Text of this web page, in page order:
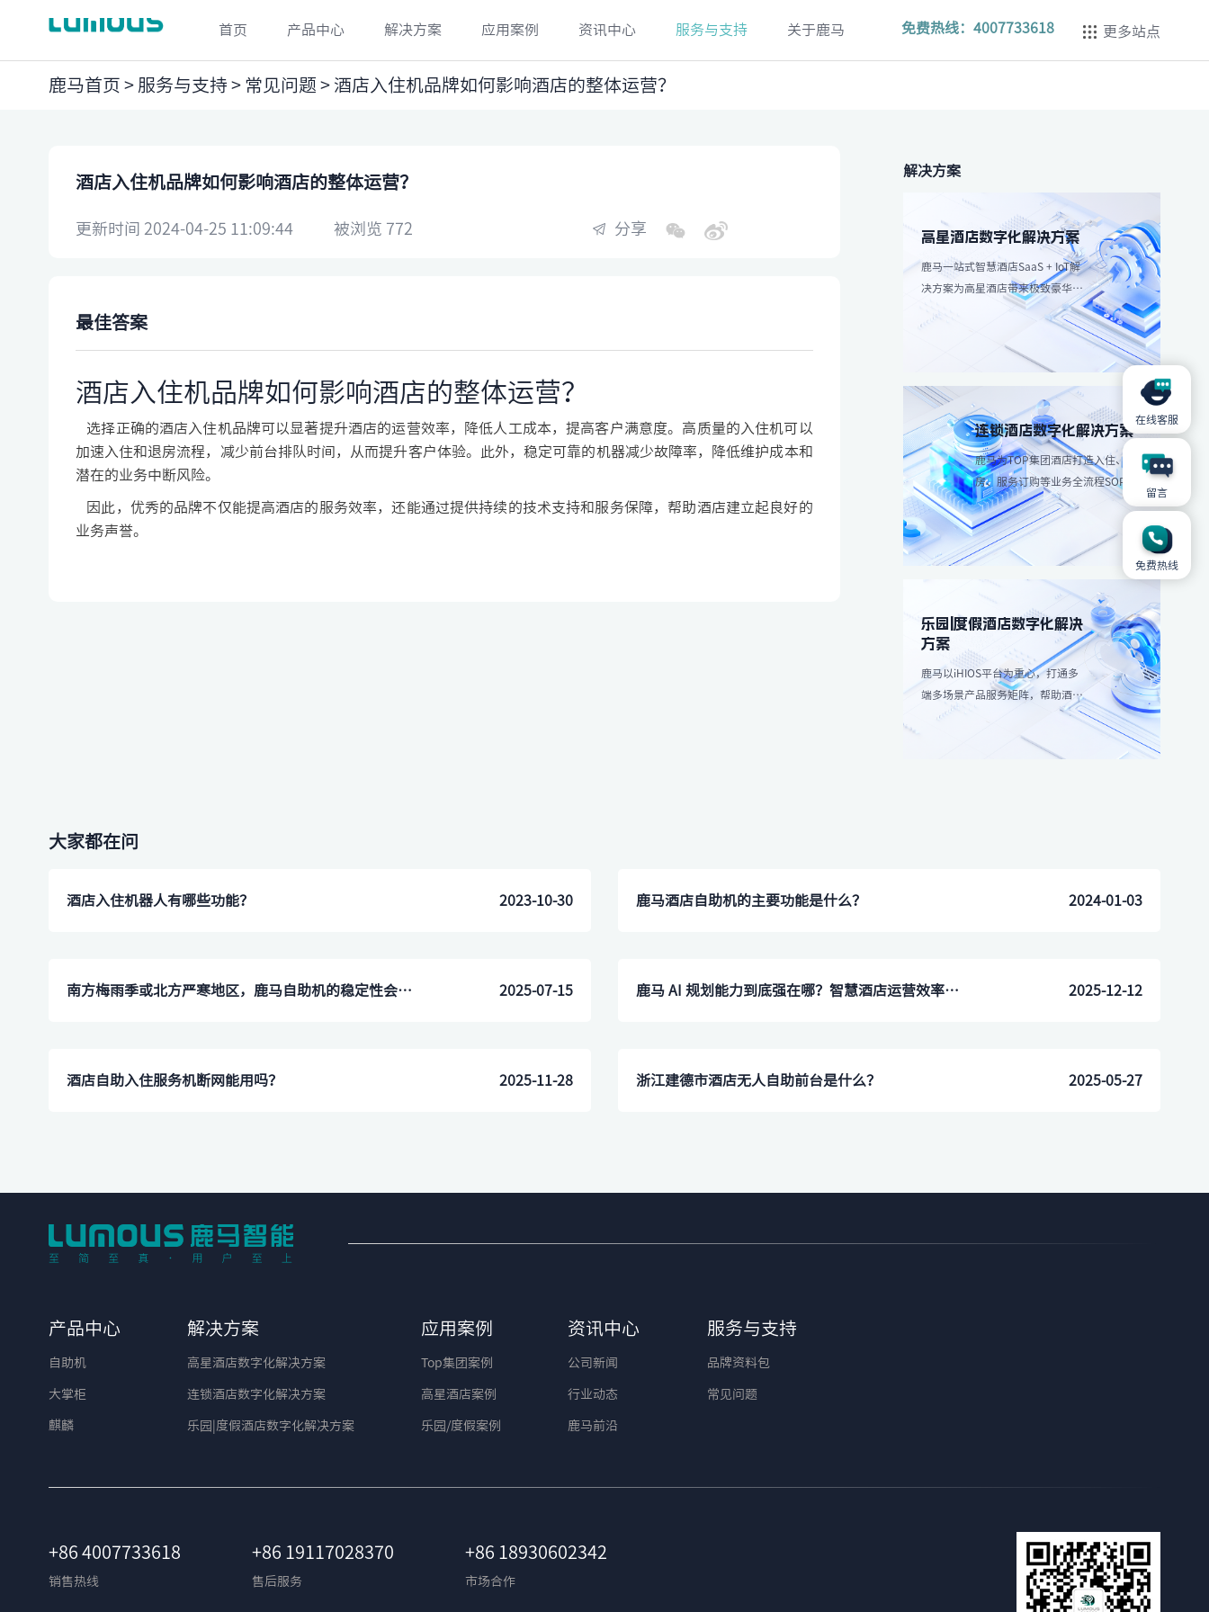
首页 产品中心 解决方案 应用案例 资讯中心 服务与支持 关于鹿马 免费热线：4007733618 更多站点
鹿马首页 > 服务与支持 > 常见问题 > ​酒店入住机品牌如何影响酒店的整体运营？
​酒店入住机品牌如何影响酒店的整体运营？
更新时间 2024-04-25 11:09:44 被浏览 772 分享
最佳答案
酒店入住机品牌如何影响酒店的整体运营？
选择正确的酒店入住机品牌可以显著提升酒店的运营效率，降低人工成本，提高客户满意度。高质量的入住机可以
加速入住和退房流程，减少前台排队时间，从而提升客户体验。此外，稳定可靠的机器减少故障率，降低维护成本和
潜在的业务中断风险。
因此，优秀的品牌不仅能提高酒店的服务效率，还能通过提供持续的技术支持和服务保障，帮助酒店建立起良好的
业务声誉。
解决方案
高星酒店数字化解决方案
鹿马一站式智慧酒店SaaS + IoT解
决方案为高星酒店带来极致豪华体
验，强调个性化服务和高效服务流
连锁酒店数字化解决方案
鹿马为TOP集团酒店打造入住、退
房、服务订购等业务全流程SOP解
决方案，简化操作流程、减少人工
成本。
乐园|度假酒店数字化解决
方案
鹿马以iHIOS平台为重心，打通多
端多场景产品服务矩阵，帮助酒店
减轻高峰团客分流，带来更愉悦服
大家都在问
酒店入住机器人有哪些功能？ 2023-10-30 ​鹿马酒店自助机的主要功能是什么？ 2024-01-03
南方梅雨季或北方严寒地区，鹿马自助机的稳定性会受影响吗？ 2025-07-15 鹿马 AI 规划能力到底强在哪？智慧酒店运营效率翻倍 2025-12-12
酒店自助入住服务机断网能用吗？ 2025-11-28 浙江建德市酒店无人自助前台是什么？ 2025-05-27
产品中心
自助机
大掌柜
麒麟
解决方案
高星酒店数字化解决方案
连锁酒店数字化解决方案
乐园|度假酒店数字化解决方案
应用案例
Top集团案例
高星酒店案例
乐园/度假案例
资讯中心
公司新闻
行业动态
鹿马前沿
服务与支持
品牌资料包
常见问题
+86 4007733618
销售热线
+86 19117028370
售后服务
+86 18930602342
市场合作
在线客服
留言
免费热线